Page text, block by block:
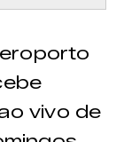
vivo de